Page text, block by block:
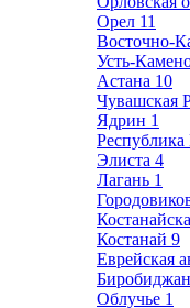
Орел 11
Восточно-
Усть-
Астана 10
Чувашская
Ядрин 1
Элиста 4
Лагань 1
Костанай 9
Еврейская
Биробиджан
Облучье 1